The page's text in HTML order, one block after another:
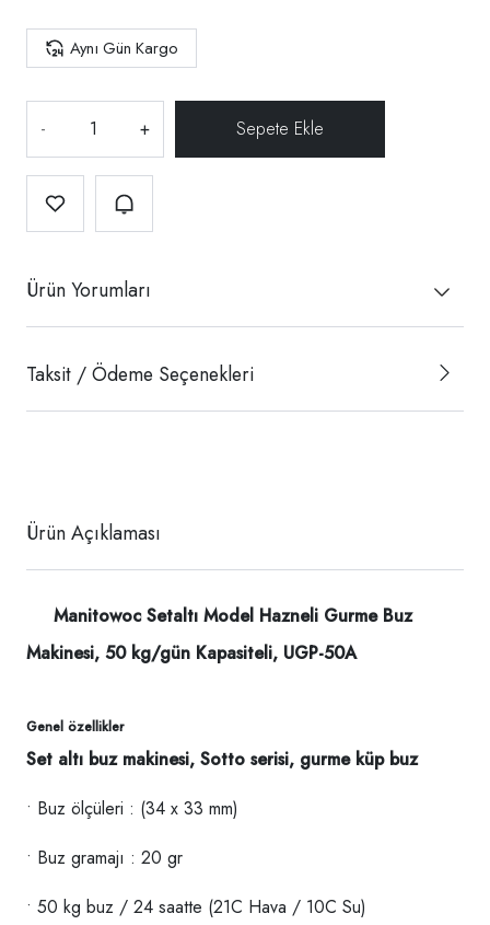
Aynı Gün Kargo
- +
Ürün Yorumları
Taksit / Ödeme Seçenekleri
Ürün Açıklaması
Manitowoc Setaltı Model Hazneli Gurme Buz
Makinesi, 50 kg/gün Kapasiteli, UGP-50A
Genel özellikler
Set altı buz makinesi, Sotto serisi, gurme küp buz
• Buz ölçüleri : (34 x 33 mm)
• Buz gramajı : 20 gr
• 50 kg buz / 24 saatte (21C Hava / 10C Su)